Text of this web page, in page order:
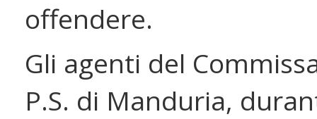
offendere.
Gli agenti del
P.S. di Manduria,